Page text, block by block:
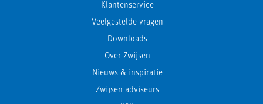
Klantenservice
Veelgestelde vragen
Downloads
Over Zwijsen
Nieuws & inspiratie
Zwijsen adviseurs